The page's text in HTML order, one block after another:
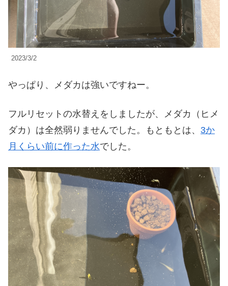
2023/3/2
やっぱり、メダカは強いですねー。
フルリセットの水替えをしましたが、メダカ（ヒメ
ダカ）は全然弱りませんでした。もともとは、 3か
月くらい前に作った水でした。